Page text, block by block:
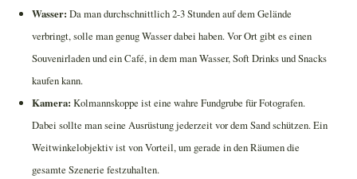
Wasser: Da man durchschnittlich 2-3 Stunden auf dem Gelände
verbringt, solle man genug Wasser dabei haben. Vor Ort gibt es einen
Souvenirladen und ein Café, in dem man Wasser, Soft Drinks und Snacks
kaufen kann.
Kamera: Kolmannskoppe ist eine wahre Fundgrube für Fotografen.
Dabei sollte man seine Ausrüstung jederzeit vor dem Sand schützen. Ein
Weitwinkelobjektiv ist von Vorteil, um gerade in den Räumen die
gesamte Szenerie festzuhalten.